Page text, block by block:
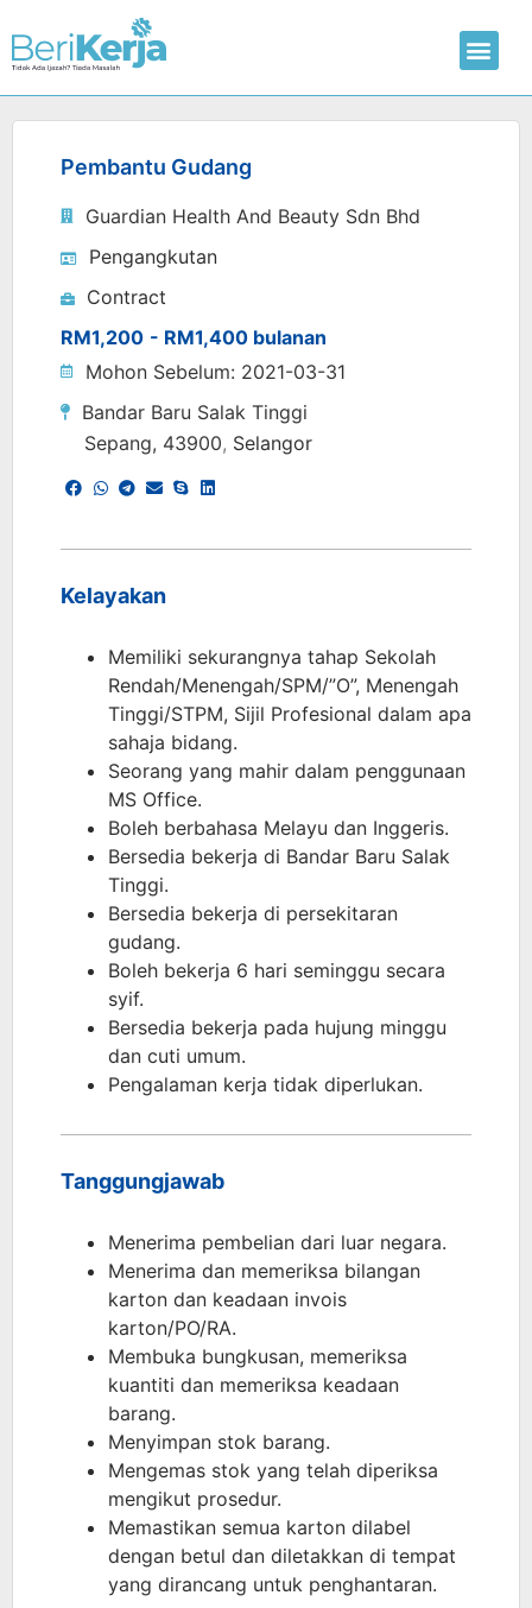
Pembantu Gudang
Guardian Health And Beauty Sdn Bhd
Pengangkutan
Contract
RM1,200 - RM1,400 bulanan
Mohon Sebelum: 2021-03-31
Bandar Baru Salak Tinggi
Sepang, 43900, Selangor
Kelayakan
Memiliki sekurangnya tahap Sekolah
Rendah/Menengah/SPM/”O”, Menengah
Tinggi/STPM, Sijil Profesional dalam apa
sahaja bidang.
Seorang yang mahir dalam penggunaan
MS Office.
Boleh berbahasa Melayu dan Inggeris.
Bersedia bekerja di Bandar Baru Salak
Tinggi.
Bersedia bekerja di persekitaran
gudang.
Boleh bekerja 6 hari seminggu secara
syif.
Bersedia bekerja pada hujung minggu
dan cuti umum.
Pengalaman kerja tidak diperlukan.
Tanggungjawab
Menerima pembelian dari luar negara.
Menerima dan memeriksa bilangan
karton dan keadaan invois
karton/PO/RA.
Membuka bungkusan, memeriksa
kuantiti dan memeriksa keadaan
barang.
Menyimpan stok barang.
Mengemas stok yang telah diperiksa
mengikut prosedur.
Memastikan semua karton dilabel
dengan betul dan diletakkan di tempat
yang dirancang untuk penghantaran.